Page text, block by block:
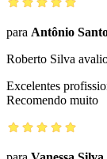
para Antônio
Roberto Silva
Excelentes
Recomendo muito